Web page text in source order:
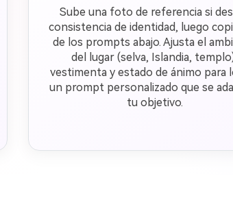
Sube una foto de referencia si
consistencia de identidad, luego
de los prompts abajo. Ajusta el
del lugar (selva, Islandia,
vestimenta y estado de ánimo para
un prompt personalizado que se
tu objetivo.